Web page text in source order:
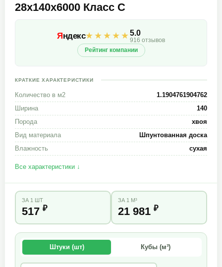
28х140х6000 Класс С
Яндекс★★★★★5.0
916 отзывов
Рейтинг компании
КРАТКИЕ ХАРАКТЕРИСТИКИ
Количество в м2
1.1904761904762
Ширина
140
Порода
хвоя
Вид материала
Шпунтованная доска
Влажность
сухая
Все характеристики ↓
ЗА 1 ШТ
517 ₽
ЗА 1 М³
21 981 ₽
Штуки (шт) Кубы (м³)